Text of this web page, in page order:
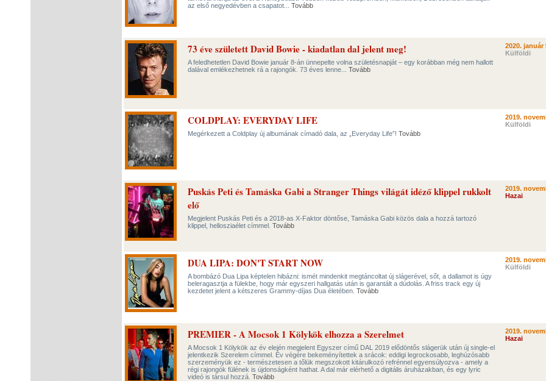
az első negyedévben a csapatot... Tovább
73 éve született David Bowie - kiadatlan dal jelent meg!
A feledhetetlen David Bowie január 8-án ünnepelte volna születésnapját – egy korábban még nem hallott
dalával emlékezhetnek rá a rajongók. 73 éves lenne... Tovább
2020. január
Külföldi
COLDPLAY: EVERYDAY LIFE
Megérkezett a Coldplay új albumának címadó dala, az „Everyday Life”! Tovább
2019.
Külföldi
Puskás Peti és Tamáska Gabi a Stranger Things világát idéző klippel rukkolt
elő
Megjelent Puskás Peti és a 2018-as X-Faktor döntőse, Tamáska Gabi közös dala a hozzá tartozó
klippel, hellosziaélet címmel. Tovább
2019.
Hazai
DUA LIPA: DON'T START NOW
A bombázó Dua Lipa képtelen hibázni: ismét mindenkit megtáncoltat új slágerével, sőt, a dallamot is úgy
beleragasztja a fülekbe, hogy már egyszeri hallgatás után is garantált a dúdolás. A friss track egy új
kezdetet jelent a kétszeres Grammy-díjas Dua életében. Tovább
2019.
Külföldi
PREMIER - A Mocsok 1 Kölykök elhozza a Szerelmet
A Mocsok 1 Kölykök az év elején megjelent Egyszer című DAL 2019 elődöntős slágerük után új single-el
jelentkezik Szerelem címmel. Év végére bekeményítettek a srácok: eddigi legrockosabb, leghúzósabb
szerzeményük ez - természetesen a tőlük megszokott kitárulkozó refrénnel egyensúlyozva - amely a
régi rajongók fülének is újdonságként hathat. A dal már elérhető a digitális áruházakban, és egy lyric
videó is társul hozzá. Tovább
2019.
Hazai